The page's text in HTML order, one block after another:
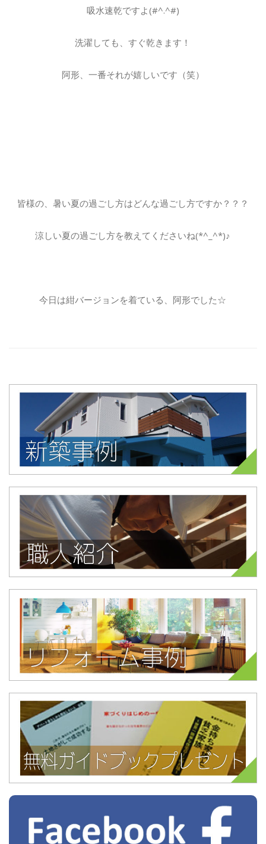
吸水速乾ですよ(#^.^#)
洗濯しても、すぐ乾きます！
阿形、一番それが嬉しいです（笑）
皆様の、暑い夏の過ごし方はどんな過ごし方ですか？？？
涼しい夏の過ごし方を教えてくださいね(*^_^*)♪
今日は紺バージョンを着ている、阿形でした☆